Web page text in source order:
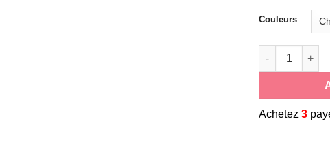
Couleurs
quantité de
Achetez3